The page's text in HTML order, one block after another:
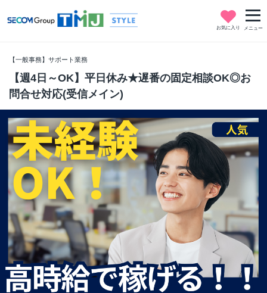
お気に入り メニュー
【一般事務】サポート業務
【週4日～OK】平日休み★遅番の固定相談OK◎お
問合せ対応(受信メイン)